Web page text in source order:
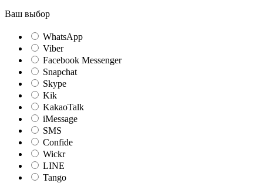
Ваш выбор
WhatsApp
Viber
Facebook Messenger
Snapchat
Skype
Kik
KakaoTalk
iMessage
SMS
Confide
Wickr
LINE
Tango